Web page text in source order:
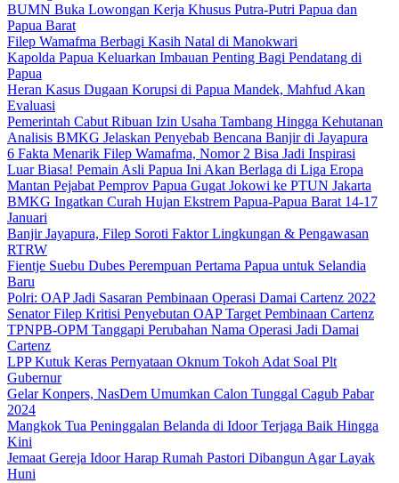
BUMN Buka Lowongan Kerja Khusus Putra-Putri Papua dan
Papua Barat
Filep Wamafma Berbagi Kasih Natal di Manokwari
Kapolda Papua Keluarkan Imbauan Penting Bagi Pendatang di
Papua
Heran Kasus Dugaan Korupsi di Papua Mandek, Mahfud Akan
Evaluasi
Pemerintah Cabut Ribuan Izin Usaha Tambang Hingga Kehutanan
Analisis BMKG Jelaskan Penyebab Bencana Banjir di Jayapura
6 Fakta Menarik Filep Wamafma, Nomor 2 Bisa Jadi Inspirasi
Luar Biasa! Pemain Asli Papua Ini Akan Berlaga di Liga Eropa
Mantan Pejabat Pemprov Papua Gugat Jokowi ke PTUN Jakarta
BMKG Ingatkan Curah Hujan Ekstrem Papua-Papua Barat 14-17
Januari
Banjir Jayapura, Filep Soroti Faktor Lingkungan & Pengawasan
RTRW
Fientje Suebu Dubes Perempuan Pertama Papua untuk Selandia
Baru
Polri: OAP Jadi Sasaran Pembinaan Operasi Damai Cartenz 2022
Senator Filep Kritisi Penyebutan OAP Target Pembinaan Cartenz
TPNPB-OPM Tanggapi Perubahan Nama Operasi Jadi Damai
Cartenz
LPP Kutuk Keras Pernyataan Oknum Tokoh Adat Soal Plt
Gubernur
Gelar Konpers, NasDem Umumkan Calon Tunggal Cagub Pabar
2024
Mangkok Tua Peninggalan Belanda di Idoor Terjaga Baik Hingga
Kini
Jemaat Gereja Idoor Harap Rumah Pastori Dibangun Agar Layak
Huni